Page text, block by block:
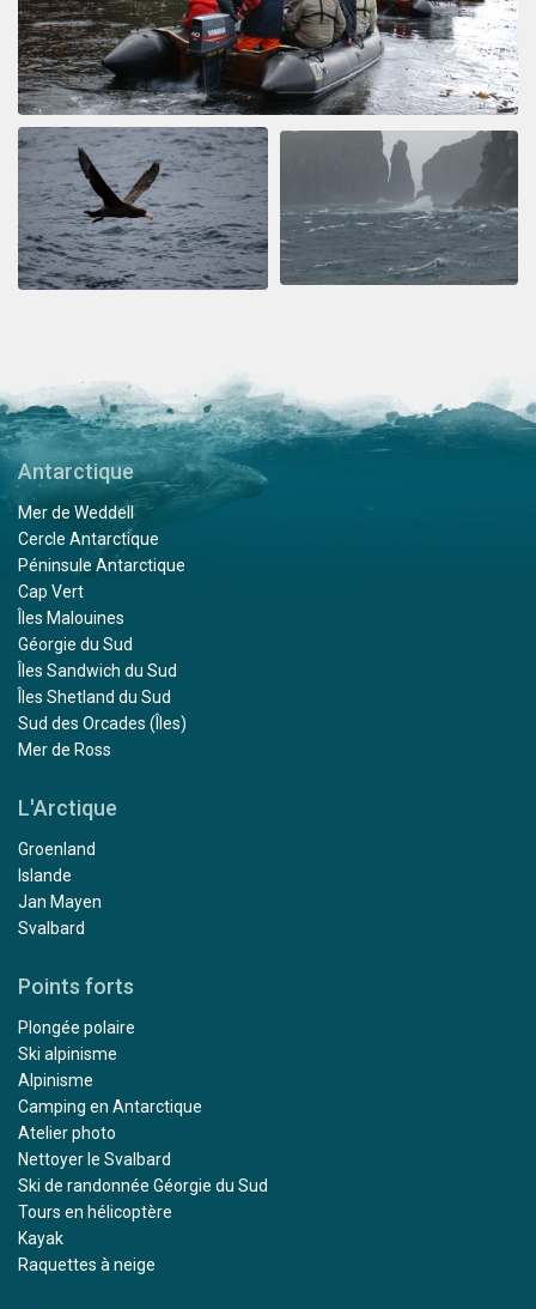
Antarctique
Mer de Weddell
Cercle Antarctique
Péninsule Antarctique
Cap Vert
Îles Malouines
Géorgie du Sud
Îles Sandwich du Sud
Îles Shetland du Sud
Sud des Orcades (Îles)
Mer de Ross
L'Arctique
Groenland
Islande
Jan Mayen
Svalbard
Points forts
Plongée polaire
Ski alpinisme
Alpinisme
Camping en Antarctique
Atelier photo
Nettoyer le Svalbard
Ski de randonnée Géorgie du Sud
Tours en hélicoptère
Kayak
Raquettes à neige